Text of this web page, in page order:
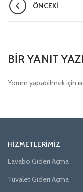
ÖNCEKI
BIR YANIT
Yorum yapabilmek için
HIZMETLERIMIZ
Lavabo Gideri Açma
Tuvalet Gideri Açma